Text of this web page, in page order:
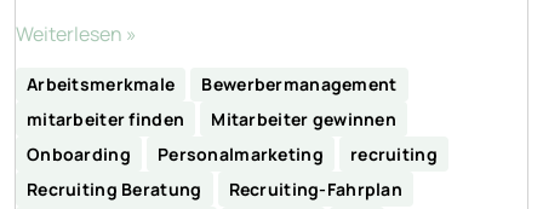
Weiterlesen »
Arbeitsmerkmale
Bewerbermanagement
mitarbeiter finden
Mitarbeiter gewinnen
Onboarding
Personalmarketing
recruiting
Recruiting Beratung
Recruiting-Fahrplan